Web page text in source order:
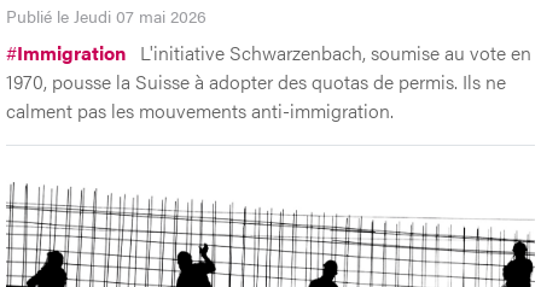
Publié le Jeudi 07 mai 2026
#Immigration L'initiative Schwarzenbach, soumise au vote en
1970, pousse la Suisse à adopter des quotas de permis. Ils ne
calment pas les mouvements anti-immigration.